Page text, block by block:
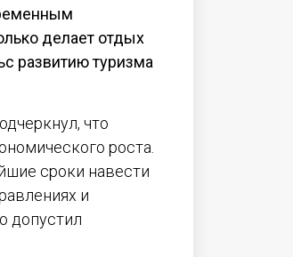
делает отдых
развитию туризма
что
роста.
сроки навести
и
допустил